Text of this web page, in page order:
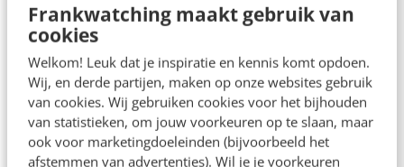
Frankwatching maakt gebruik van
cookies
Welkom! Leuk dat je inspiratie en kennis komt opdoen.
Wij, en derde partijen, maken op onze websites gebruik
van cookies. Wij gebruiken cookies voor het bijhouden
van statistieken, om jouw voorkeuren op te slaan, maar
ook voor marketingdoeleinden (bijvoorbeeld het
afstemmen van advertenties). Wil je je voorkeuren
Als deze technologieën gecombineerd worden
met Social VR van TNO, dan ontstaat er een
echte virtuele wereld. Waarin je samen door